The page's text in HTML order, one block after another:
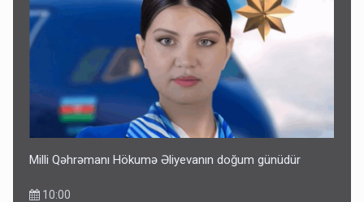
Milli Qəhrəmanı Hökumə Əliyevanın doğum günüdür
10:00